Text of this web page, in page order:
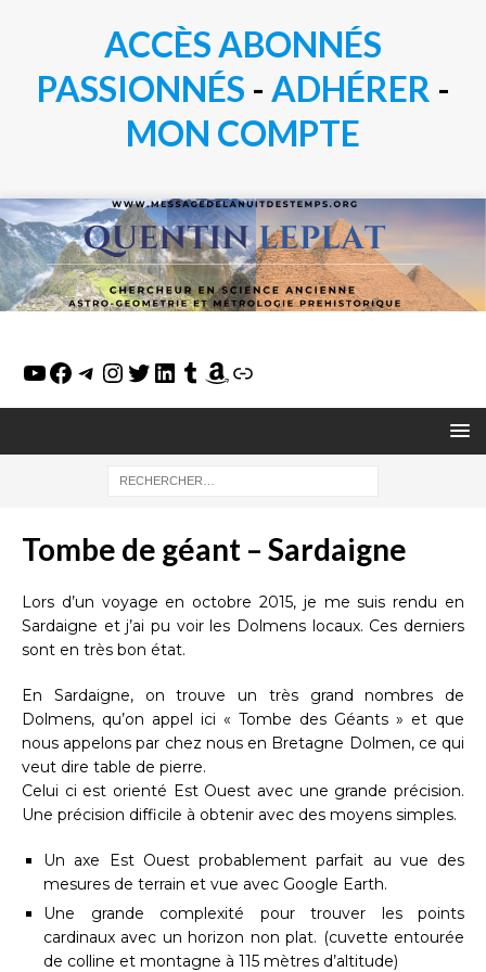
ACCÈS ABONNÉS
PASSIONNÉS - ADHÉRER -
MON COMPTE
Tombe de géant – Sardaigne
Lors d’un voyage en octobre 2015, je me suis rendu en
Sardaigne et j’ai pu voir les Dolmens locaux. Ces derniers
sont en très bon état.
En Sardaigne, on trouve un très grand nombres de
Dolmens, qu’on appel ici « Tombe des Géants » et que
nous appelons par chez nous en Bretagne Dolmen, ce qui
veut dire table de pierre.
Celui ci est orienté Est Ouest avec une grande précision.
Une précision difficile à obtenir avec des moyens simples.
Un axe Est Ouest probablement parfait au vue des
mesures de terrain et vue avec Google Earth.
Une grande complexité pour trouver les points
cardinaux avec un horizon non plat. (cuvette entourée
de colline et montagne à 115 mètres d’altitude)